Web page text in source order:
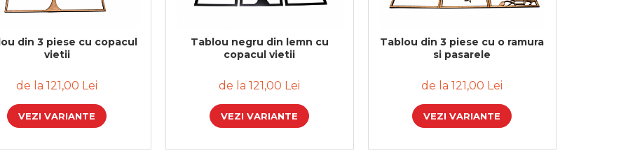
din 3 piese cu copacul
vietii
de la 121,00 Lei
VEZI VARIANTE
Tablou negru din lemn cu
copacul vietii
de la 121,00 Lei
VEZI VARIANTE
Tablou din 3 piese cu o ramura
si pasarele
de la 121,00 Lei
VEZI VARIANTE